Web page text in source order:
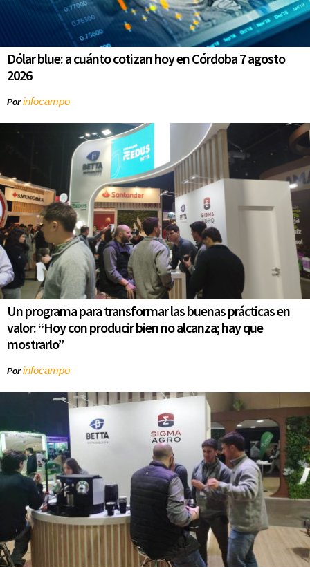
Dólar blue: a cuánto cotizan hoy en Córdoba 7 agosto
2026
Porinfocampo
Un programa para transformar las buenas prácticas en
valor: “Hoy con producir bien no alcanza; hay que
mostrarlo”
Porinfocampo